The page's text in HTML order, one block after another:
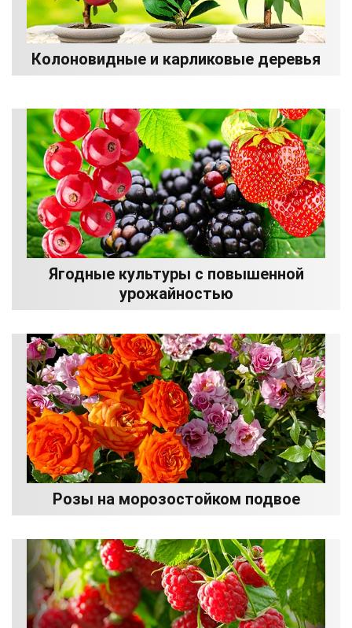
Колоновидные и карликовые деревья
Ягодные культуры с повышенной
урожайностью
Розы на морозостойком подвое